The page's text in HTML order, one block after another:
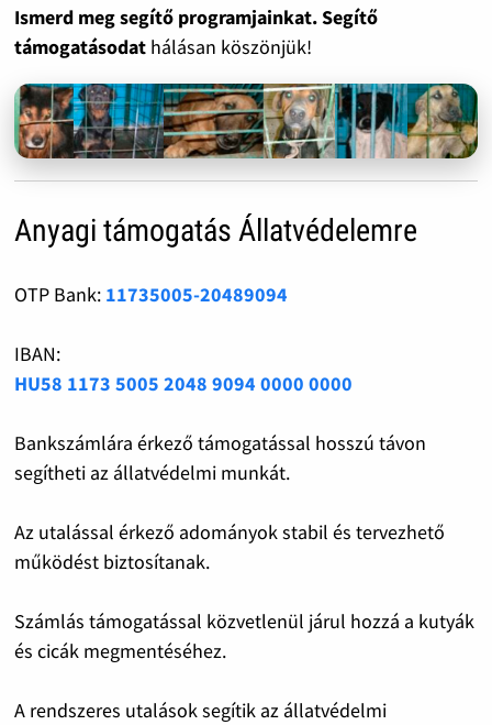
Ismerd meg segítő programjainkat. Segítő
támogatásodat hálásan köszönjük!
Anyagi támogatás Állatvédelemre
OTP Bank: 11735005-20489094
IBAN:
HU58 1173 5005 2048 9094 0000 0000
Bankszámlára érkező támogatással hosszú távon
segítheti az állatvédelmi munkát.
Az utalással érkező adományok stabil és tervezhető
működést biztosítanak.
Számlás támogatással közvetlenül járul hozzá a kutyák
és cicák megmentéséhez.
A rendszeres utalások segítik az állatvédelmi